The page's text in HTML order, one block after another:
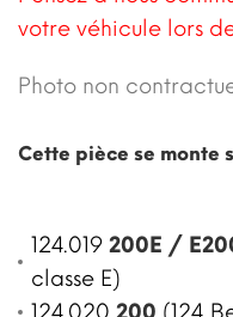
votre véhicule lors
Photo non
Cette pièce se monte
124.019 200E /
classe E)